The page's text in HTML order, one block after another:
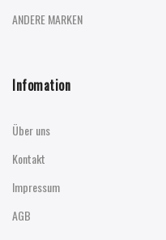
ANDERE MARKEN
Infomation
Über uns
Kontakt
Impressum
AGB